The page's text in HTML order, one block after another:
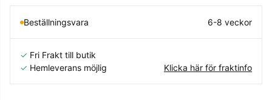
Beställningsvara 6-8 veckor
✓ Fri Frakt till butik
✓ Hemleverans möjlig Klicka här för fraktinfo